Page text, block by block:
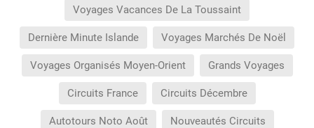
Voyages Vacances De La Toussaint
Dernière Minute Islande Voyages Marchés De Noël
Voyages Organisés Moyen-Orient Grands Voyages
Circuits France Circuits Décembre
Autotours Noto Août Nouveautés Circuits